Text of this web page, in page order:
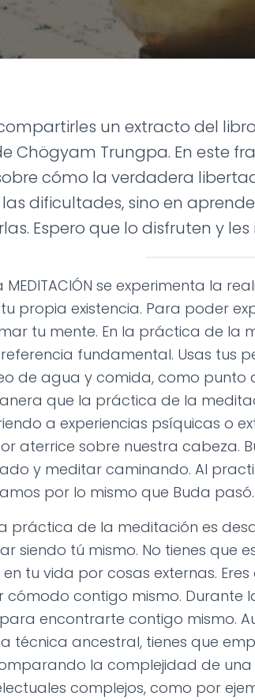
un extracto del libro
Chögyam Trungpa. En este
cómo la verdadera
dificultades, sino en
Espero que lo disfruten y
MEDITACIÓN se experimenta la
propia existencia. Para poder
tu mente. En la práctica de la
fundamental. Usas tus
de agua y comida, como
que la práctica de la
a experiencias psíquicas o
aterrice sobre nuestra cabeza.
y meditar caminando. Al
por lo mismo que Buda pasó.
práctica de la meditación es
siendo tú mismo. No tienes que
tu vida por cosas externas.
cómodo contigo mismo. Durante
encontrarte contigo mismo.
técnica ancestral, tienes que
la complejidad de
complejos, como por